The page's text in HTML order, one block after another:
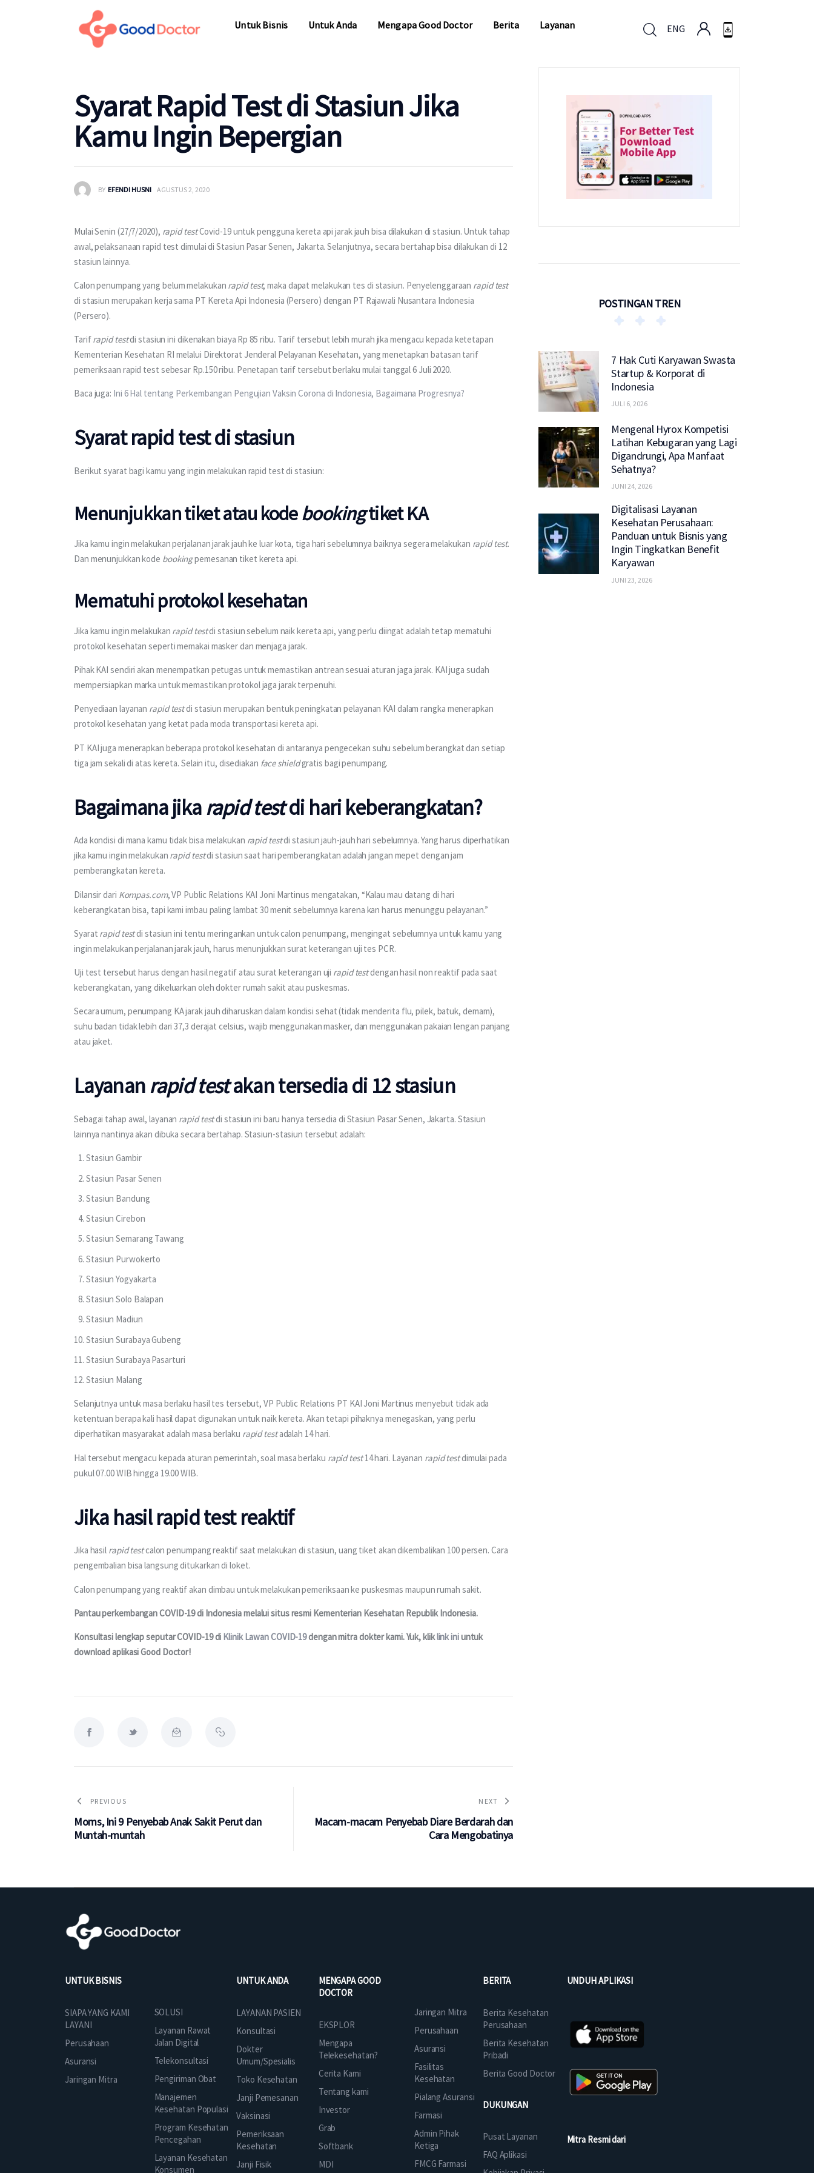
Untuk Bisnis Untuk Anda Mengapa Good Doctor Berita Layanan ENG
Syarat Rapid Test di Stasiun Jika
Kamu Ingin Bepergian
BY EFENDI HUSNI AGUSTUS 2, 2020
Mulai Senin (27/7/2020), rapid test Covid-19 untuk pengguna kereta api jarak jauh bisa dilakukan di stasiun. Untuk tahap
awal, pelaksanaan rapid test dimulai di Stasiun Pasar Senen, Jakarta. Selanjutnya, secara bertahap bisa dilakukan di 12
stasiun lainnya.
Calon penumpang yang belum melakukan rapid test, maka dapat melakukan tes di stasiun. Penyelenggaraan rapid test
di stasiun merupakan kerja sama PT Kereta Api Indonesia (Persero) dengan PT Rajawali Nusantara Indonesia
(Persero).
Tarif rapid test di stasiun ini dikenakan biaya Rp 85 ribu. Tarif tersebut lebih murah jika mengacu kepada ketetapan
Kementerian Kesehatan RI melalui Direktorat Jenderal Pelayanan Kesehatan, yang menetapkan batasan tarif
pemeriksaan rapid test sebesar Rp.150 ribu. Penetapan tarif tersebut berlaku mulai tanggal 6 Juli 2020.
Baca juga: Ini 6 Hal tentang Perkembangan Pengujian Vaksin Corona di Indonesia, Bagaimana Progresnya?
Syarat rapid test di stasiun
Berikut syarat bagi kamu yang ingin melakukan rapid test di stasiun:
Menunjukkan tiket atau kodebookingtiket KA
Jika kamu ingin melakukan perjalanan jarak jauh ke luar kota, tiga hari sebelumnya baiknya segera melakukan rapid test.
Dan menunjukkan kode booking pemesanan tiket kereta api.
Mematuhi protokol kesehatan
Jika kamu ingin melakukan rapid test di stasiun sebelum naik kereta api, yang perlu diingat adalah tetap mematuhi
protokol kesehatan seperti memakai masker dan menjaga jarak.
Pihak KAI sendiri akan menempatkan petugas untuk memastikan antrean sesuai aturan jaga jarak. KAI juga sudah
mempersiapkan marka untuk memastikan protokol jaga jarak terpenuhi.
Penyediaan layanan rapid test di stasiun merupakan bentuk peningkatan pelayanan KAI dalam rangka menerapkan
protokol kesehatan yang ketat pada moda transportasi kereta api.
PT KAI juga menerapkan beberapa protokol kesehatan di antaranya pengecekan suhu sebelum berangkat dan setiap
tiga jam sekali di atas kereta. Selain itu, disediakan face shield gratis bagi penumpang.
Bagaimana jikarapid testdi hari keberangkatan?
Ada kondisi di mana kamu tidak bisa melakukan rapid test di stasiun jauh-jauh hari sebelumnya. Yang harus diperhatikan
jika kamu ingin melakukan rapid test di stasiun saat hari pemberangkatan adalah jangan mepet dengan jam
pemberangkatan kereta.
Dilansir dari Kompas.com, VP Public Relations KAI Joni Martinus mengatakan, “Kalau mau datang di hari
keberangkatan bisa, tapi kami imbau paling lambat 30 menit sebelumnya karena kan harus menunggu pelayanan.”
Syarat rapid test di stasiun ini tentu meringankan untuk calon penumpang, mengingat sebelumnya untuk kamu yang
ingin melakukan perjalanan jarak jauh, harus menunjukkan surat keterangan uji tes PCR.
Uji test tersebut harus dengan hasil negatif atau surat keterangan uji rapid test dengan hasil non reaktif pada saat
keberangkatan, yang dikeluarkan oleh dokter rumah sakit atau puskesmas.
Secara umum, penumpang KA jarak jauh diharuskan dalam kondisi sehat (tidak menderita flu, pilek, batuk, demam),
suhu badan tidak lebih dari 37,3 derajat celsius, wajib menggunakan masker, dan menggunakan pakaian lengan panjang
atau jaket.
Layananrapid testakan tersedia di 12 stasiun
Sebagai tahap awal, layanan rapid test di stasiun ini baru hanya tersedia di Stasiun Pasar Senen, Jakarta. Stasiun
lainnya nantinya akan dibuka secara bertahap. Stasiun-stasiun tersebut adalah:
Stasiun Gambir
Stasiun Pasar Senen
Stasiun Bandung
Stasiun Cirebon
Stasiun Semarang Tawang
Stasiun Purwokerto
Stasiun Yogyakarta
Stasiun Solo Balapan
Stasiun Madiun
Stasiun Surabaya Gubeng
Stasiun Surabaya Pasarturi
Stasiun Malang
Selanjutnya untuk masa berlaku hasil tes tersebut, VP Public Relations PT KAI Joni Martinus menyebut tidak ada
ketentuan berapa kali hasil dapat digunakan untuk naik kereta. Akan tetapi pihaknya menegaskan, yang perlu
diperhatikan masyarakat adalah masa berlaku rapid test adalah 14 hari.
Hal tersebut mengacu kepada aturan pemerintah, soal masa berlaku rapid test 14 hari. Layanan rapid test dimulai pada
pukul 07.00 WIB hingga 19.00 WIB.
Jika hasil rapid test reaktif
Jika hasil rapid test calon penumpang reaktif saat melakukan di stasiun, uang tiket akan dikembalikan 100 persen. Cara
pengembalian bisa langsung ditukarkan di loket.
Calon penumpang yang reaktif akan dimbau untuk melakukan pemeriksaan ke puskesmas maupun rumah sakit.
Pantau perkembangan COVID-19 di Indonesia melalui situs resmi Kementerian Kesehatan Republik Indonesia.
Konsultasi lengkap seputar COVID-19 di Klinik Lawan COVID-19 dengan mitra dokter kami. Yuk, klik link ini untuk
download aplikasi Good Doctor!
PREVIOUS
Moms, Ini 9 Penyebab Anak Sakit Perut dan
Muntah-muntah
NEXT
Macam-macam Penyebab Diare Berdarah dan
Cara Mengobatinya
POSTINGAN TREN
7 Hak Cuti Karyawan Swasta
Startup & Korporat di
Indonesia
JULI 6, 2026
Mengenal Hyrox Kompetisi
Latihan Kebugaran yang Lagi
Digandrungi, Apa Manfaat
Sehatnya?
JUNI 24, 2026
Digitalisasi Layanan
Kesehatan Perusahaan:
Panduan untuk Bisnis yang
Ingin Tingkatkan Benefit
Karyawan
JUNI 23, 2026
UNTUK BISNIS
SIAPA YANG KAMI
LAYANI
Perusahaan
Asuransi
Jaringan Mitra
SOLUSI
Layanan Rawat
Jalan Digital
Telekonsultasi
Pengiriman Obat
Manajemen
Kesehatan Populasi
Program Kesehatan
Pencegahan
Layanan Kesehatan
Konsumen
UNTUK ANDA
LAYANAN PASIEN
Konsultasi
Dokter
Umum/Spesialis
Toko Kesehatan
Janji Pemesanan
Vaksinasi
Pemeriksaan
Kesehatan
Janji Fisik
MENGAPA GOOD
DOCTOR
EKSPLOR
Mengapa
Telekesehatan?
Cerita Kami
Tentang kami
Investor
Grab
Softbank
MDI
Jaringan Mitra
Perusahaan
Asuransi
Fasilitas
Kesehatan
Pialang Asuransi
Farmasi
Admin Pihak
Ketiga
FMCG Farmasi
BERITA
Berita Kesehatan
Perusahaan
Berita Kesehatan
Pribadi
Berita Good Doctor
DUKUNGAN
Pusat Layanan
FAQ Aplikasi
UNDUH APLIKASI
Mitra Resmi dari